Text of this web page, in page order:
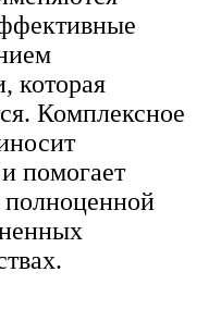
которая
Комплексное
помогает
полноценной